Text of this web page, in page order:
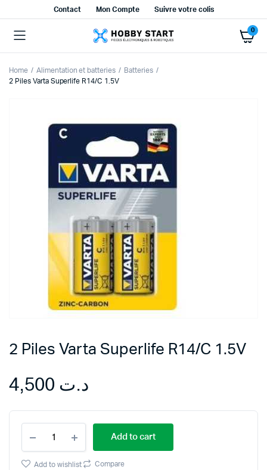
Contact Mon Compte Suivre votre colis
0
Home Alimentation et batteries
Batteries
2 Piles Varta Superlife R14/C 1.5V
2 Piles Varta Superlife R14/C 1.5V
د.ت
Piles
Varta
Superlife
Add to cart
Add to wishlist Compare